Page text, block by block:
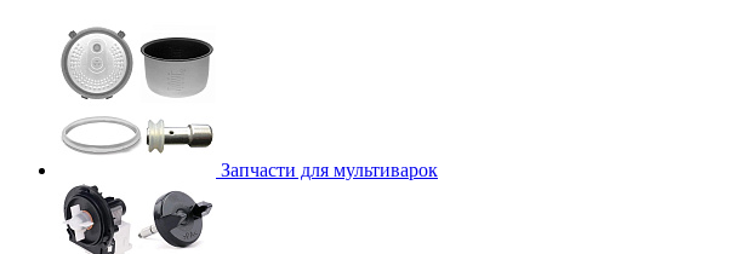
Запчасти для мультиварок